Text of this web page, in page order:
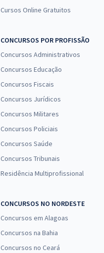
Cursos Online Gratuitos
CONCURSOS POR PROFISSÃO
Concursos Administrativos
Concursos Educação
Concursos Fiscais
Concursos Jurídicos
Concursos Militares
Concursos Policiais
Concursos Saúde
Concursos Tribunais
Residência Multiprofissional
CONCURSOS NO NORDESTE
Concursos em Alagoas
Concursos na Bahia
Concursos no Ceará